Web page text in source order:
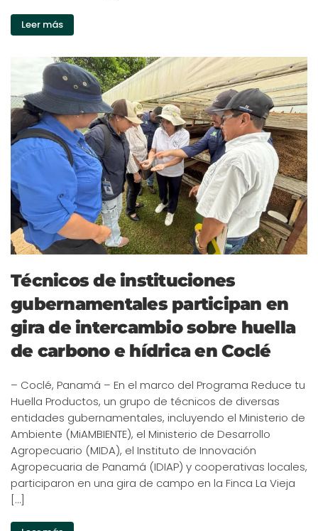
Leer más
Técnicos de instituciones
gubernamentales participan en
gira de intercambio sobre huella
de carbono e hídrica en Coclé
– Coclé, Panamá – En el marco del Programa Reduce tu
Huella Productos, un grupo de técnicos de diversas
entidades gubernamentales, incluyendo el Ministerio de
Ambiente (MiAMBIENTE), el Ministerio de Desarrollo
Agropecuario (MIDA), el Instituto de Innovación
Agropecuaria de Panamá (IDIAP) y cooperativas locales,
participaron en una gira de campo en la Finca La Vieja
[…]